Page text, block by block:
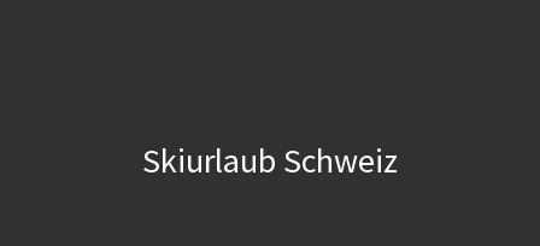
Skiurlaub Schweiz